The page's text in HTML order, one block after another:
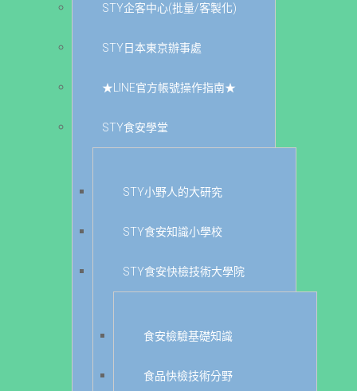
STY企客中心(批量/客製化)
STY日本東京辦事處
★LINE官方帳號操作指南★
STY食安學堂
STY小野人的大研究
STY食安知識小學校
STY食安快檢技術大學院
食安檢驗基礎知識
食品快檢技術分野